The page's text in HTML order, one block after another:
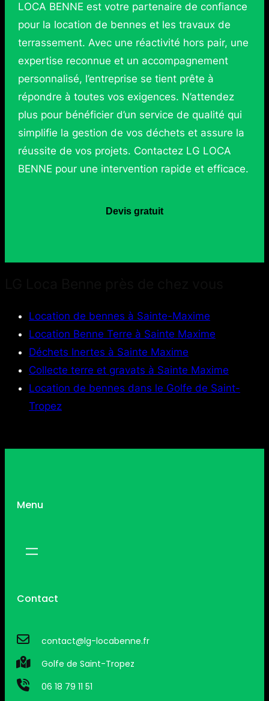
LOCA BENNE est votre partenaire de confiance
pour la location de bennes et les travaux de
terrassement. Avec une réactivité hors pair, une
expertise reconnue et un accompagnement
personnalisé, l’entreprise se tient prête à
répondre à toutes vos exigences. N’attendez
plus pour bénéficier d’un service de qualité qui
simplifie la gestion de vos déchets et assure la
réussite de vos projets. Contactez LG LOCA
BENNE pour une intervention rapide et efficace.
Devis gratuit
Location de bennes à Sainte-Maxime
Location Benne Terre à Sainte Maxime
Déchets Inertes à Sainte Maxime
Collecte terre et gravats à Sainte Maxime
Location de bennes dans le Golfe de Saint-
Tropez
Menu
Contact
contact@lg-locabenne.fr
Golfe de Saint-Tropez
06 18 79 11 51